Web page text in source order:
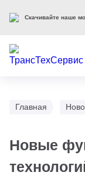
Главная
Новые
Скачивайте наше